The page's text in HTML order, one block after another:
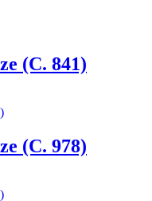
(C. 841)
(C. 978)